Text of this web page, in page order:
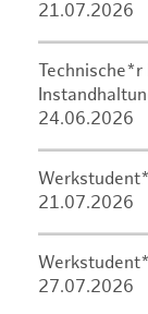
21.07.2026
24.06.2026
21.07.2026
27.07.2026